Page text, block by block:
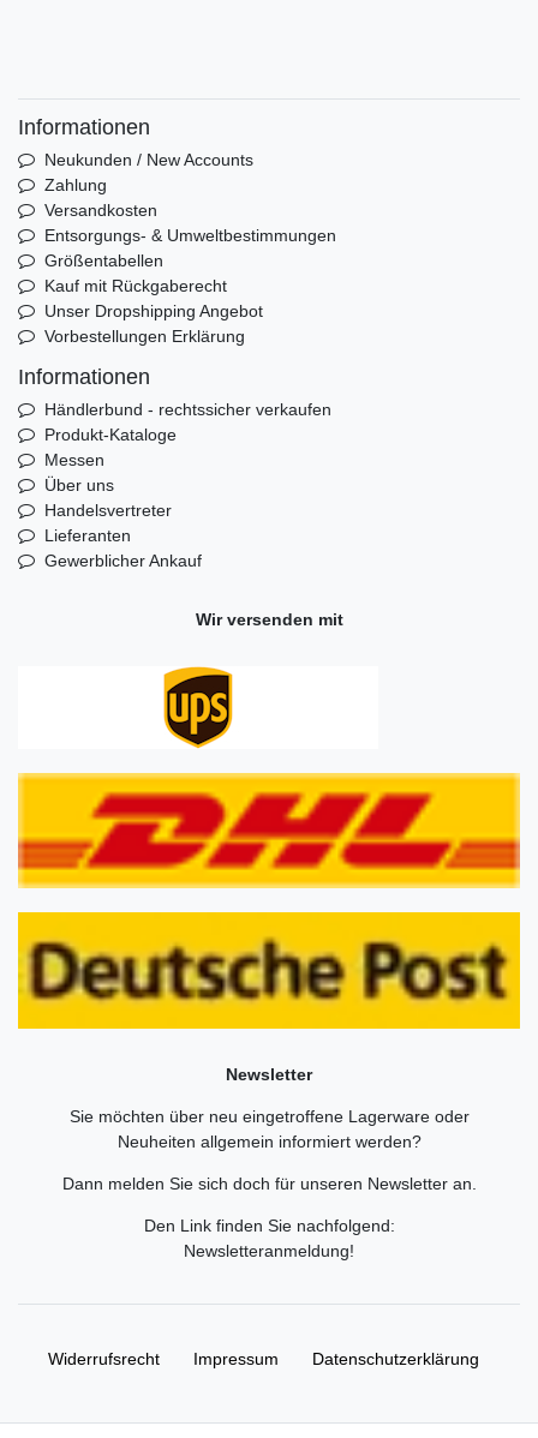
Informationen
Neukunden / New Accounts
Zahlung
Versandkosten
Entsorgungs- & Umweltbestimmungen
Größentabellen
Kauf mit Rückgaberecht
Unser Dropshipping Angebot
Vorbestellungen Erklärung
Informationen
Händlerbund - rechtssicher verkaufen
Produkt-Kataloge
Messen
Über uns
Handelsvertreter
Lieferanten
Gewerblicher Ankauf
Wir versenden mit
Newsletter
Sie möchten über neu eingetroffene Lagerware oder
Neuheiten allgemein informiert werden?
Dann melden Sie sich doch für unseren Newsletter an.
Den Link finden Sie nachfolgend:
Newsletteranmeldung!
Widerrufs­recht Impressum Daten­schutz­erklärung